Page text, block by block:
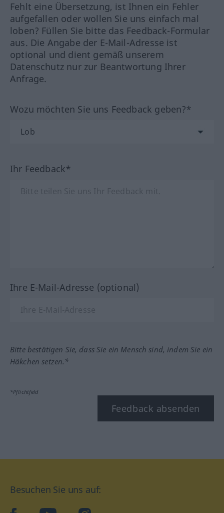
Fehlt eine Übersetzung, ist Ihnen ein Fehler
aufgefallen oder wollen Sie uns einfach mal
loben? Füllen Sie bitte das Feedback-Formular
aus. Die Angabe der E-Mail-Adresse ist
optional und dient gemäß unserem
Datenschutz nur zur Beantwortung Ihrer
Anfrage.
Wozu möchten Sie uns Feedback geben?*
Ihr Feedback*
Ihre E-Mail-Adresse (optional)
Bitte bestätigen Sie, dass Sie ein Mensch sind, indem Sie ein
Häkchen setzen.*
*Pflichtfeld
Feedback absenden
Besuchen Sie uns auf: